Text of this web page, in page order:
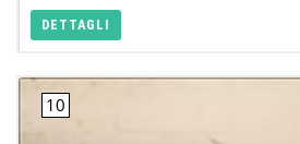
DETTAGLI